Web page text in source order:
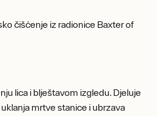
čišćenje iz radionice Baxter of
lica i blještavom izgledu. Djeluje
mrtve stanice i ubrzava